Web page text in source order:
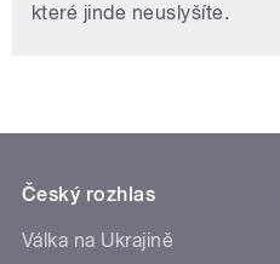
které jinde neuslyšíte.
Český rozhlas
Válka na Ukrajině